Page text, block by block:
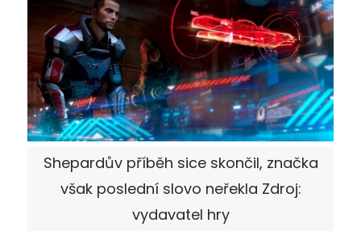
Shepardův příběh sice skončil, značka
však poslední slovo neřekla Zdroj:
vydavatel hry